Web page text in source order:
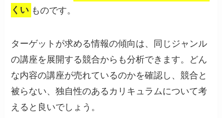
くい ものです。
ターゲットが求める情報の傾向は、同じジャンル
の講座を展開する競合からも分析できます。どん
な内容の講座が売れているのかを確認し、競合と
被らない、独自性のあるカリキュラムについて考
えると良いでしょう。